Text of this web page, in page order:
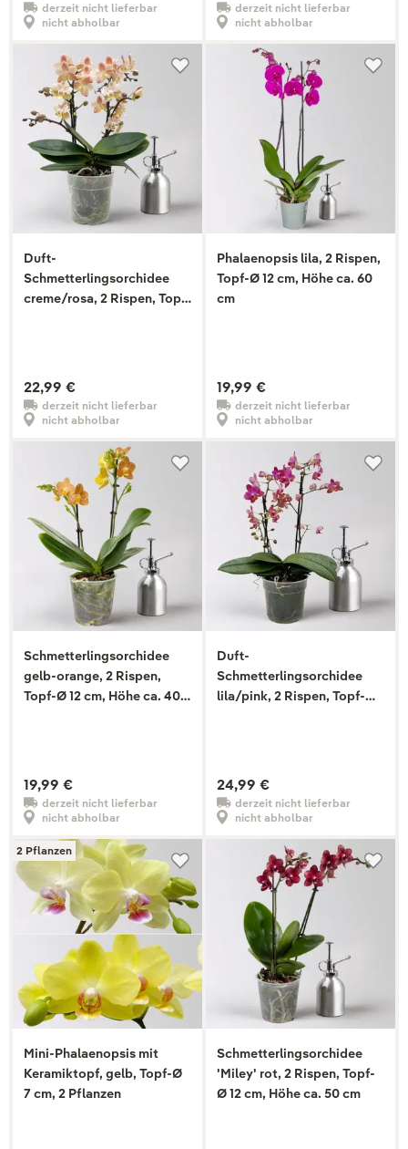
derzeit nicht lieferbar
nicht abholbar
derzeit nicht lieferbar
nicht abholbar
Duft-
Schmetterlingsorchidee
creme/rosa, 2 Rispen, Topf-
22,99 €
derzeit nicht lieferbar
nicht abholbar
Phalaenopsis lila, 2 Rispen,
Topf-Ø 12 cm, Höhe ca. 60
cm
19,99 €
derzeit nicht lieferbar
nicht abholbar
Schmetterlingsorchidee
gelb-orange, 2 Rispen,
Topf-Ø 12 cm, Höhe ca. 40
19,99 €
derzeit nicht lieferbar
nicht abholbar
Duft-
Schmetterlingsorchidee
lila/pink, 2 Rispen, Topf-Ø
24,99 €
derzeit nicht lieferbar
nicht abholbar
2 Pflanzen
Mini-Phalaenopsis mit
Keramiktopf, gelb, Topf-Ø
7 cm, 2 Pflanzen
Schmetterlingsorchidee
'Miley' rot, 2 Rispen, Topf-
Ø 12 cm, Höhe ca. 50 cm